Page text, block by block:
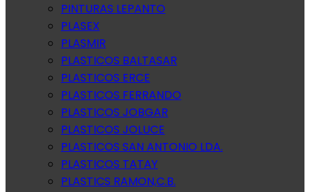
PINTURAS LEPANTO
PLASEX
PLASMIR
PLASTICOS BALTASAR
PLASTICOS ERCE
PLASTICOS FERRANDO
PLASTICOS JOBGAR
PLASTICOS JOLUCE
PLASTICOS SAN ANTONIO LDA.
PLASTICOS TATAY
PLASTICS RAMON,C.B.